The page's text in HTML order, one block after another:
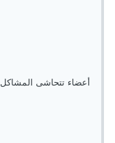
أعضاء تتحاشى المشاكل ..